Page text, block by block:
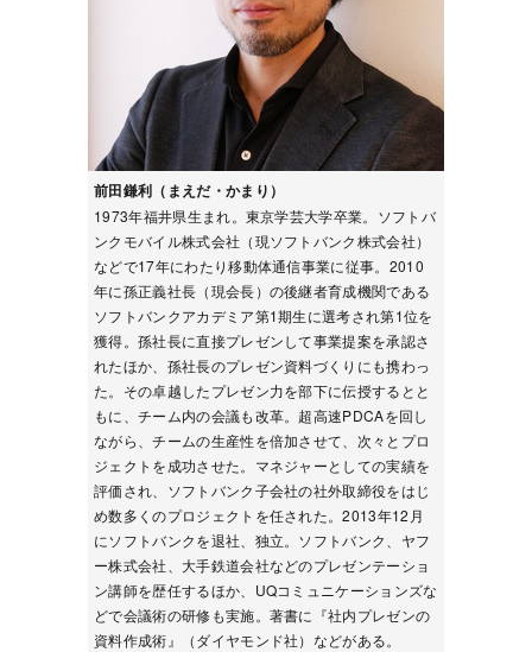
前田鎌利（まえだ・かまり）
1973年福井県生まれ。東京学芸大学卒業。ソフトバ
ンクモバイル株式会社（現ソフトバンク株式会社）
などで17年にわたり移動体通信事業に従事。2010
年に孫正義社長（現会長）の後継者育成機関である
ソフトバンクアカデミア第1期生に選考され第1位を
獲得。孫社長に直接プレゼンして事業提案を承認さ
れたほか、孫社長のプレゼン資料づくりにも携わっ
た。その卓越したプレゼン力を部下に伝授するとと
もに、チーム内の会議も改革。超高速PDCAを回し
ながら、チームの生産性を倍加させて、次々とプロ
ジェクトを成功させた。マネジャーとしての実績を
評価され、ソフトバンク子会社の社外取締役をはじ
め数多くのプロジェクトを任された。2013年12月
にソフトバンクを退社、独立。ソフトバンク、ヤフ
ー株式会社、大手鉄道会社などのプレゼンテーショ
ン講師を歴任するほか、UQコミュニケーションズな
どで会議術の研修も実施。著書に『社内プレゼンの
資料作成術』（ダイヤモンド社）などがある。